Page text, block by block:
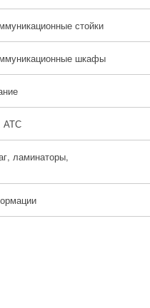
стойки
шкафы
АТС
ламинаторы,